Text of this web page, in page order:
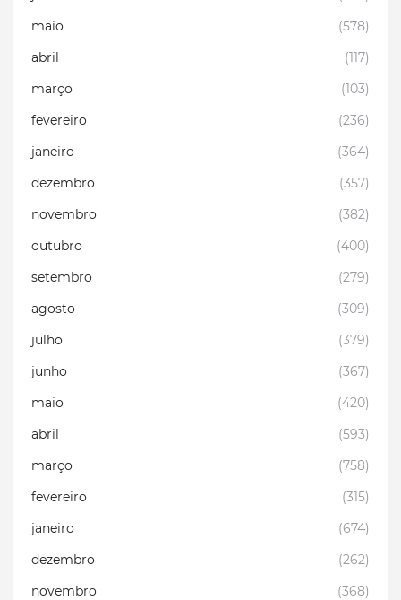
maio
(578)
abril
(117)
março
(103)
fevereiro
(236)
janeiro
(364)
dezembro
(357)
novembro
(382)
outubro
(400)
setembro
(279)
agosto
(309)
julho
(379)
junho
(367)
maio
(420)
abril
(593)
março
(758)
fevereiro
(315)
janeiro
(674)
dezembro
(262)
novembro
(368)